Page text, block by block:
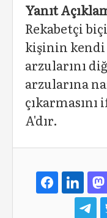
Yanıt
Rekabetçi
kişinin
arzularını
arzularına
çıkarmasını
A'dır.